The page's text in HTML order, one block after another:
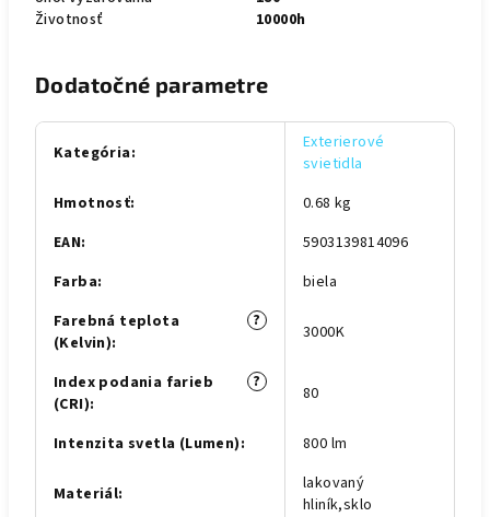
Životnosť
10000h
Dodatočné parametre
Kategória:
Exterierové
svietidla
Hmotnosť:
0.68 kg
EAN:
5903139814096
Farba:
biela
?
Farebná teplota
(Kelvin): 3000K
?
Index podania farieb
(CRI): 80
Intenzita svetla (Lumen): 800 lm
Materiál:
lakovaný
hliník,sklo